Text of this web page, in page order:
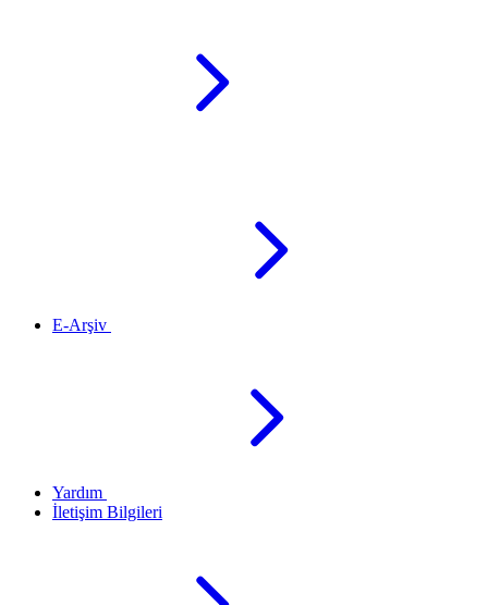
E-Arşiv
Yardım
İletişim Bilgileri